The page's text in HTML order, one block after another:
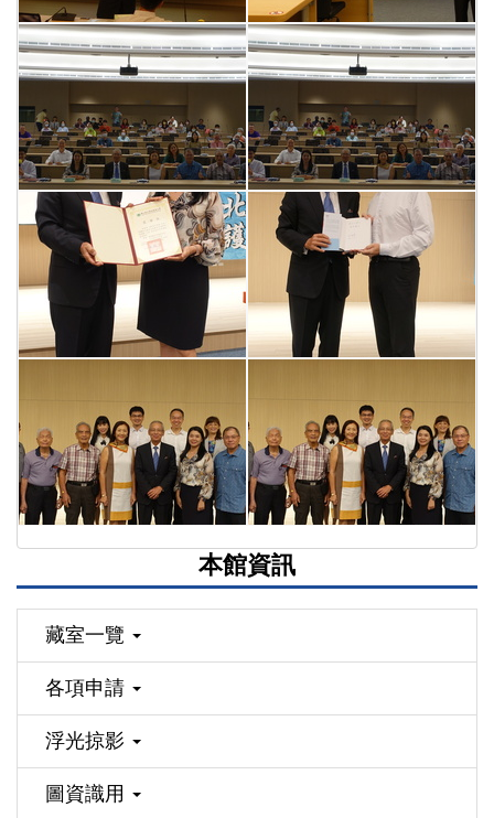
本館資訊
藏室一覽
各項申請
浮光掠影
圖資識用